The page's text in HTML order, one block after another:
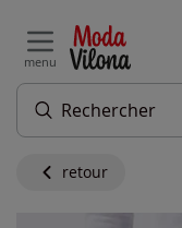
menu
retour